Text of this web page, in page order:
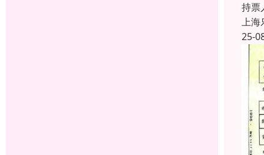
持票
上海
25-